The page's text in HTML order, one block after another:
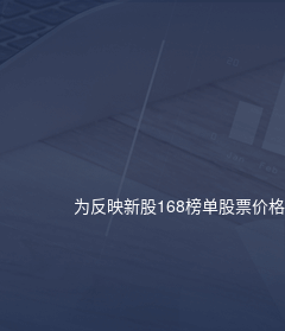
为反映新股168榜单股票价